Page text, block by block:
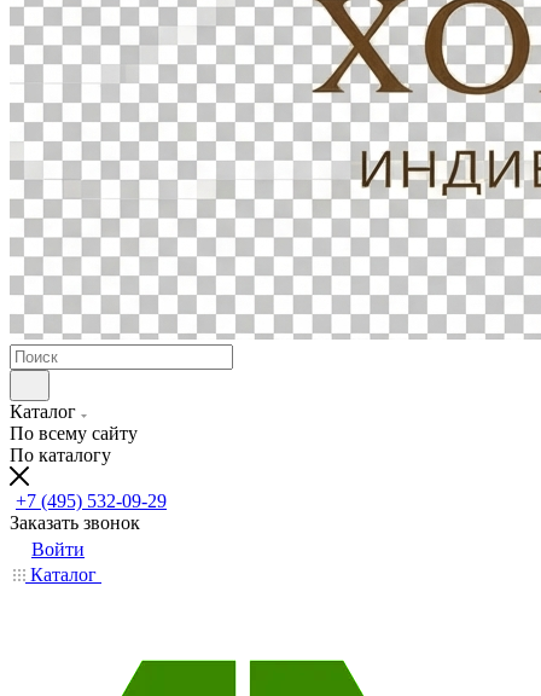
Каталог
По всему сайту
По каталогу
+7 (495) 532-09-29
Заказать звонок
Войти
Каталог